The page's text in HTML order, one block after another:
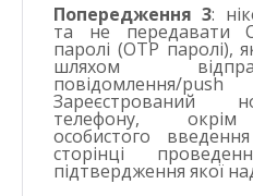
Попередження 3:
та не передавати
паролі (ОТР паролі),
шляхом
повідомлення/
Зареєстрований
телефону, окрім
особистого
сторінці
підтвердження якої